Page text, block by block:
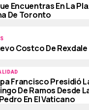
Encuentras En La
De Toronto
Costco De Rexdale
Francisco Presidió
De Ramos Desde
En El Vaticano